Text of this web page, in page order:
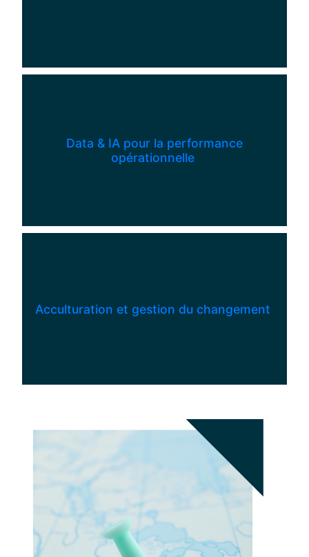
Data & IA pour la performance
opérationnelle
Acculturation et gestion du changement